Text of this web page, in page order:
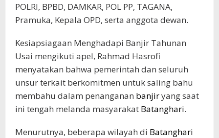
POLRI, BPBD, DAMKAR, POL PP, TAGANA,
Pramuka, Kepala OPD, serta anggota dewan.
Kesiapsiagaan Menghadapi Banjir Tahunan
Usai mengikuti apel, Rahmad Hasrofi
menyatakan bahwa pemerintah dan seluruh
unsur terkait berkomitmen untuk saling bahu
membahu dalam penanganan banjiryang saat
ini tengah melanda masyarakat Batanghari.
Menurutnya, beberapa wilayah di Batanghari